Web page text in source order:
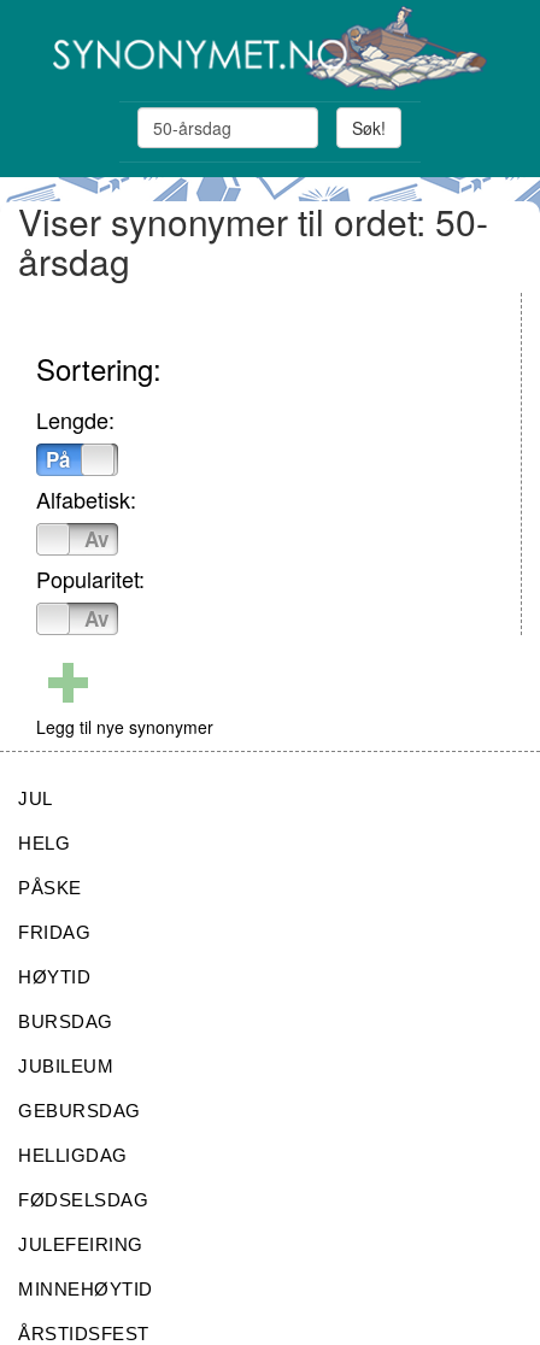
Søk!
Viser synonymer til ordet: 50-
årsdag
Sortering:
Lengde:
På
Alfabetisk:
Av
Popularitet:
Av
Legg til nye synonymer
JUL
HELG
PÅSKE
FRIDAG
HØYTID
BURSDAG
JUBILEUM
GEBURSDAG
HELLIGDAG
FØDSELSDAG
JULEFEIRING
MINNEHØYTID
ÅRSTIDSFEST